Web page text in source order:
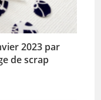
2023 par
de scrap